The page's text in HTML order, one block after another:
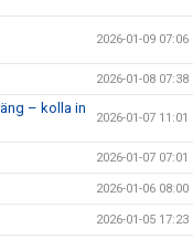
2026-01-09 07:06
2026-01-08 07:38
– kolla in
2026-01-07 11:01
2026-01-07 07:01
2026-01-06 08:00
2026-01-05 17:23